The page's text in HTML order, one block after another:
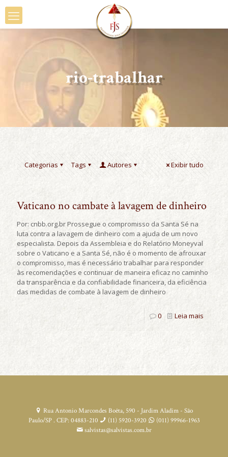
rio-trabalhar
Categorias Tags Autores Exibir tudo
Vaticano no cambate à lavagem de dinheiro
Por: cnbb.org.br Prossegue o compromisso da Santa Sé na
luta contra a lavagem de dinheiro com a ajuda de um novo
especialista. Depois da Assembleia e do Relatório Moneyval
sobre o Vaticano e a Santa Sé, não é o momento de afrouxar
o compromisso, mas é necessário trabalhar para responder
às recomendações e continuar de maneira eficaz no caminho
da transparência e da confiabilidade financeira, da eficiência
das medidas de combate à lavagem de dinheiro
0 Leia mais
Rua Antonio Marcondes Boêta, 590 - Jardim Aladim - São
Paulo/SP . CEP: 04883-210
(11) 5920-3920
(011) 99966-1963
salvistas@salvistas.com.br